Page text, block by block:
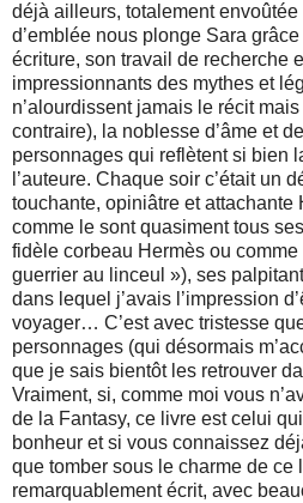
déjà ailleurs, totalement envoûtée
d’emblée nous plonge Sara
écriture, son travail de recherche
impressionnants des mythes et
n’alourdissent jamais le récit
contraire), la noblesse d’âme et
personnages qui reflètent si bien
l’auteure. Chaque soir c’était un
touchante, opiniâtre et attachante
comme le sont quasiment tous
fidèle corbeau Hermès ou
guerrier au linceul »), ses
dans lequel j’avais l’impression
voyager… C’est avec tristesse
personnages (qui désormais
que je sais bientôt les retrouver
Vraiment, si, comme moi vous
de la Fantasy, ce livre est celui
bonheur et si vous connaissez
que tomber sous le charme de ce
remarquablement écrit, avec